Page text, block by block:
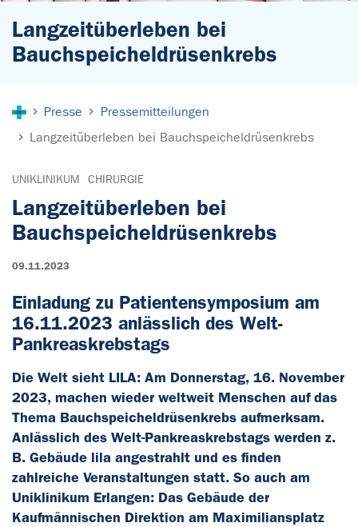
Langzeitüberleben bei
Bauchspeicheldrüsenkrebs
Presse
Pressemitteilungen
Langzeitüberleben bei Bauchspeicheldrüsenkrebs
UNIKLINIKUM CHIRURGIE
Langzeitüberleben bei
Bauchspeicheldrüsenkrebs
09.11.2023
Einladung zu Patientensymposium am
16.11.2023 anlässlich des Welt-
Pankreaskrebstags
Die Welt sieht LILA: Am Donnerstag, 16. November
2023, machen wieder weltweit Menschen auf das
Thema Bauchspeicheldrüsenkrebs aufmerksam.
Anlässlich des Welt-Pankreaskrebstags werden z.
B. Gebäude lila angestrahlt und es finden
zahlreiche Veranstaltungen statt. So auch am
Uniklinikum Erlangen: Das Gebäude der
Kaufmännischen Direktion am Maximiliansplatz